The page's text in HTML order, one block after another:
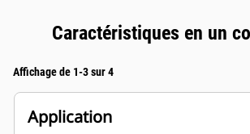
Caractéristiques en un
Affichage de 1-3 sur 4
Application